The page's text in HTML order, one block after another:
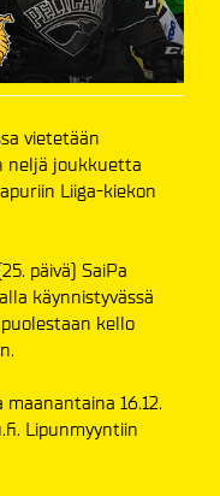
vietetään
neljä joukkuetta
Liiga-kiekon
päivä) SaiPa
käynnistyvässä
kello
16.12.
Lipunmyyntiin